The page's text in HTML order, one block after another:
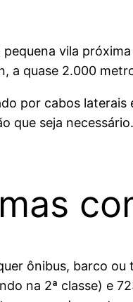
vila
a quase 2.000
por cabos
seja
ônibus, barco
na 2ª classe) e